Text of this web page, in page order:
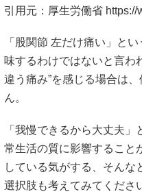
引用元：厚生労働省 https://
「股関節 左だけ痛い」と
味するわけではないと言わ
違う痛み”を感じる場合は
ん。
「我慢できるから大丈夫
常生活の質に影響すること
している気がする、そんな
選択肢も考えてみてくださ